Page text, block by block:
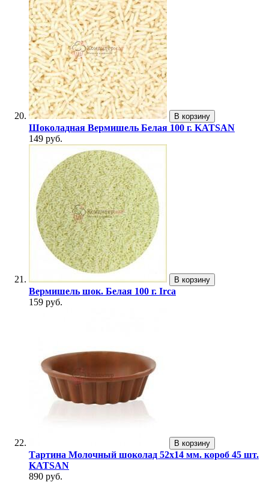
В корзину
Шоколадная Вермишель Белая 100 г. KATSAN
149 руб.
В корзину
Вермишель шок. Белая 100 г. Irca
159 руб.
В корзину
Тартина Молочный шоколад 52х14 мм. короб 45 шт.
KATSAN
890 руб.